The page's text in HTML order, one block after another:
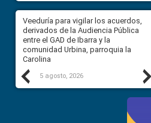
Previous
Veeduría para vigilar los acuerdos,
derivados de la Audiencia Pública
entre el GAD de Ibarra y la
comunidad Urbina, parroquia la
Carolina
5 agosto, 2026